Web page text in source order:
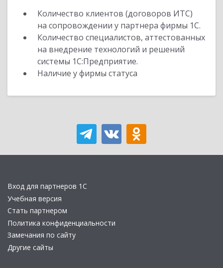
Количество клиентов (договоров ИТС)
на сопровождении у партнера фирмы 1С.
Количество специалистов, аттестованных
на внедрение технологий и решений
системы 1С:Предприятие.
Наличие у фирмы статуса
Вход для партнеров 1С
Учебная версия
Стать партнером
Политика конфиденциальности
Замечания по сайту
Другие сайты